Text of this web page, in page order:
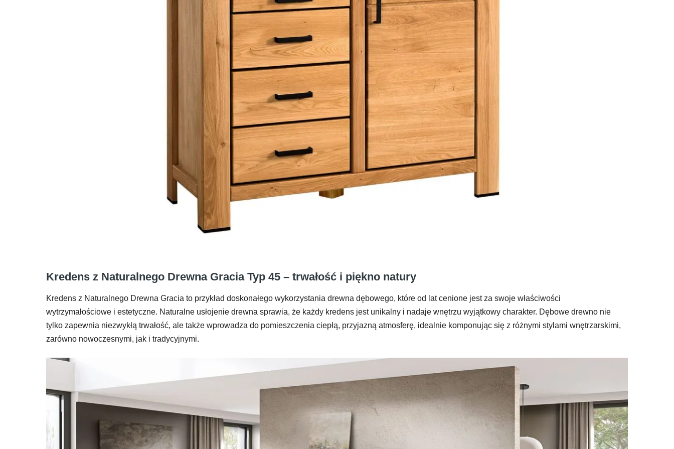
Kredens z Naturalnego Drewna Gracia Typ 45 – trwałość i piękno natury
Kredens z Naturalnego Drewna Gracia to przykład doskonałego wykorzystania drewna dębowego, które od lat cenione jest za swoje właściwości
wytrzymałościowe i estetyczne. Naturalne usłojenie drewna sprawia, że każdy kredens jest unikalny i nadaje wnętrzu wyjątkowy charakter. Dębowe drewno nie
tylko zapewnia niezwykłą trwałość, ale także wprowadza do pomieszczenia ciepłą, przyjazną atmosferę, idealnie komponując się z różnymi stylami wnętrzarskimi,
zarówno nowoczesnymi, jak i tradycyjnymi.